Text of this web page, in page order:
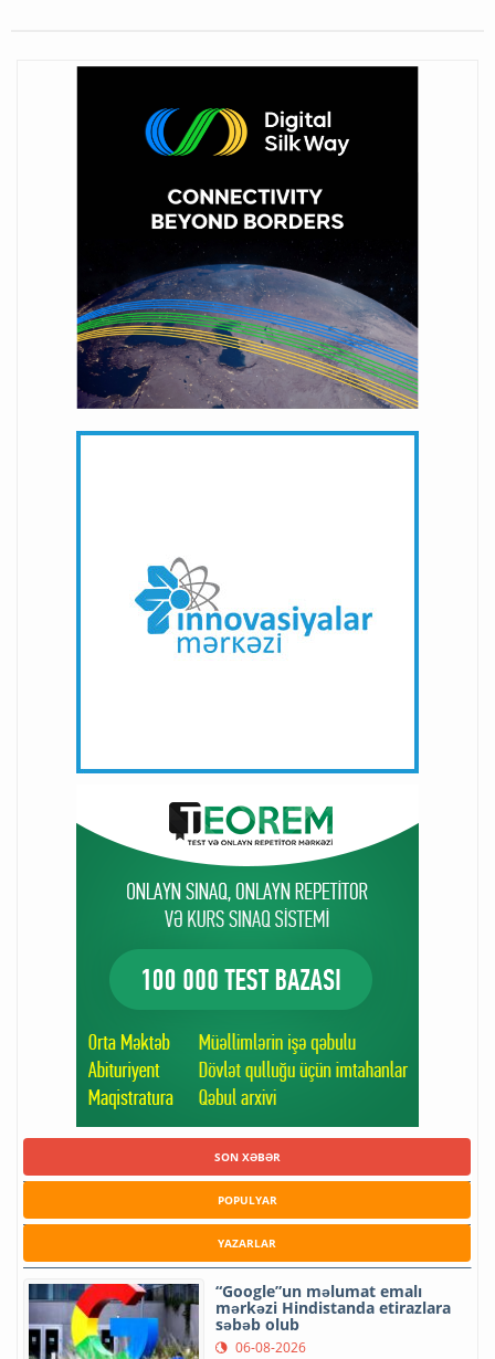
SON XƏBƏR
POPULYAR
YAZARLAR
“Google”un məlumat emalı
mərkəzi Hindistanda etirazlara
səbəb olub
06-08-2026